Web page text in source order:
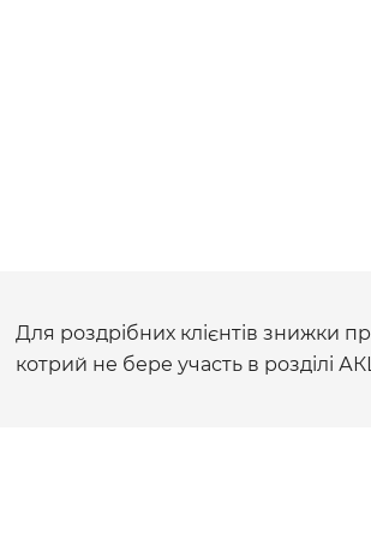
Для роздрібних клієнтів знижки
котрий не бере участь в розділі